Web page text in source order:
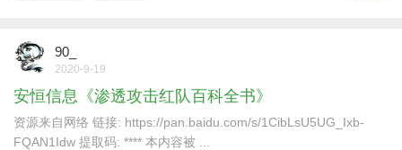
90_
2020-9-19
安恒信息《渗透攻击红队百科全书》
资源来自网络 链接: https://pan.baidu.com/s/1CibLsU5UG_Ixb-
FQAN1Idw 提取码: **** 本内容被 ...